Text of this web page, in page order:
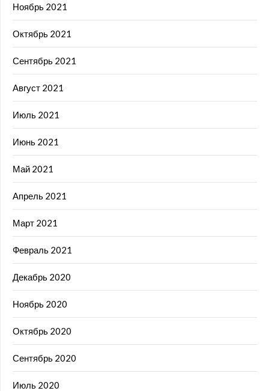
Ноябрь 2021
Октябрь 2021
Сентябрь 2021
Август 2021
Июль 2021
Июнь 2021
Май 2021
Апрель 2021
Март 2021
Февраль 2021
Декабрь 2020
Ноябрь 2020
Октябрь 2020
Сентябрь 2020
Июль 2020